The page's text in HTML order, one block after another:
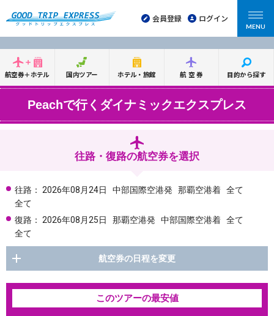
会員登録 ログイン
MENU
航空券＋ホテル 国内ツアー ホテル・旅館 航空券 目的から探す
Peachで行くダイナミックエクスプレス
往路・復路の航空券を選択
往路： 2026年08月24日 中部国際空港発 那覇空港着 全て
全て
復路： 2026年08月25日 那覇空港発 中部国際空港着 全て
全て
航空券の日程を変更
このツアーの最安値